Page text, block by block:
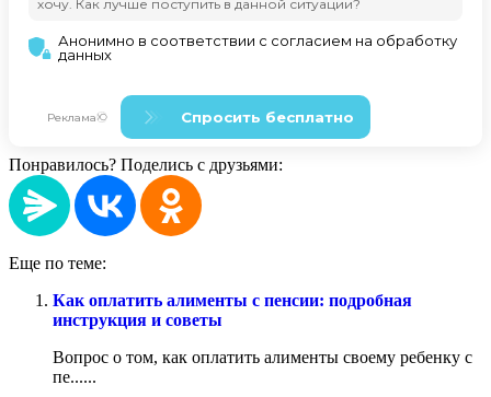
Понравилось? Поделись с друзьями:
Еще по теме:
Как оплатить алименты с пенсии: подробная
инструкция и советы
Вопрос о том, как оплатить алименты своему ребенку с
пе......